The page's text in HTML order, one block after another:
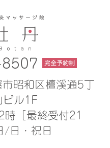
昭和区檀溪通5丁
ル1F
［最終受付21
/日・祝日